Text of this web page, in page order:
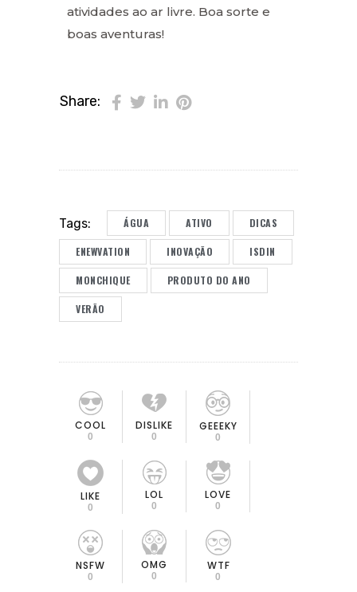
atividades ao ar livre. Boa sorte e
boas aventuras!
Share:
Tags: ÁGUA ATIVO DICAS
ENEWVATION INOVAÇÃO ISDIN
MONCHIQUE PRODUTO DO ANO
VERÃO
COOL
0
DISLIKE
0
GEEEKY
0
LIKE
0
LOL
0
LOVE
0
NSFW
0
OMG
0
WTF
0